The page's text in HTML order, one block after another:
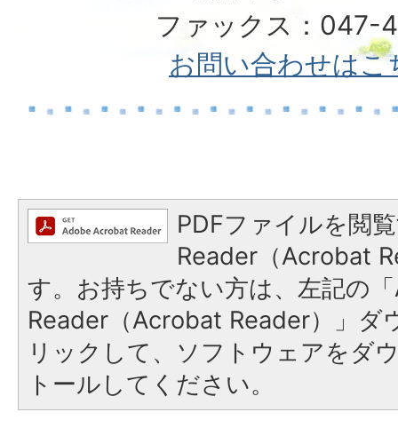
ファックス：047-
お問い合わせはこ
PDFファイルを閲
Reader（Acrobat
す。お持ちでない方は、左記の
Reader（Acrobat Reader）」ダ
リックして、ソフトウェアをダ
トールしてください。